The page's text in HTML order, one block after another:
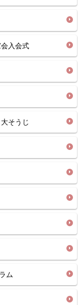
入会式
そうじ
ム